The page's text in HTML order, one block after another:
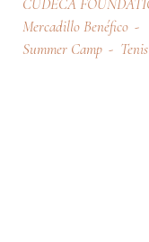
CUDECA
Mercadillo Benéfico
Summer Camp
Tenis